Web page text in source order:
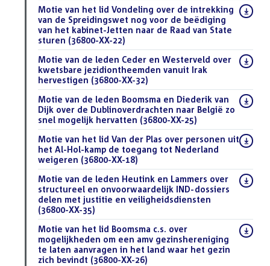
Download
bestand:
Motie van het lid Vondeling over de intrekking
van de Spreidingswet nog voor de beëdiging
van het kabinet-Jetten naar de Raad van State
sturen (36800-XX-22)
Download
bestand:
Motie van de leden Ceder en Westerveld over
kwetsbare jezidiontheemden vanuit Irak
hervestigen (36800-XX-32)
Download
bestand:
Motie van de leden Boomsma en Diederik van
Dijk over de Dublinoverdrachten naar België zo
snel mogelijk hervatten (36800-XX-25)
Download
bestand:
Motie van het lid Van der Plas over personen uit
het Al-Hol-kamp de toegang tot Nederland
weigeren (36800-XX-18)
Download
bestand:
Motie van de leden Heutink en Lammers over
structureel en onvoorwaardelijk IND-dossiers
delen met justitie en veiligheidsdiensten
(36800-XX-35)
Download
bestand:
Motie van het lid Boomsma c.s. over
mogelijkheden om een amv gezinshereniging
te laten aanvragen in het land waar het gezin
zich bevindt (36800-XX-26)